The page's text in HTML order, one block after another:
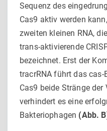
Sequenz des
Cas9 aktiv werden
zweiten kleinen RNA,
trans-aktivierende
bezeichnet. Erst der
tracrRNA führt das
Cas9 beide Stränge der
verhindert es eine
Bakteriophagen (Abb.